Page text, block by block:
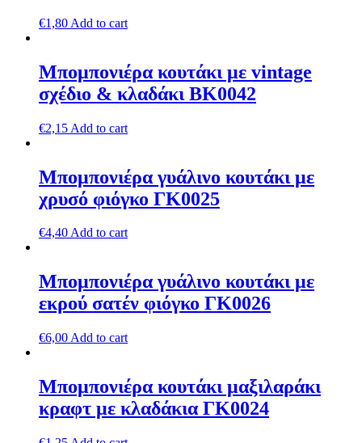
€1,80 Add to cart
Μπομπονιέρα κουτάκι με vintage
σχέδιο & κλαδάκι ΒΚ0042
€2,15 Add to cart
Μπομπονιέρα γυάλινο κουτάκι με
χρυσό φιόγκο ΓΚ0025
€4,40Add to cart
Μπομπονιέρα γυάλινο κουτάκι με
εκρού σατέν φιόγκο ΓΚ0026
€6,00 Add to cart
Μπομπονιέρα κουτάκι μαξιλαράκι
κραφτ με κλαδάκια ΓΚ0024